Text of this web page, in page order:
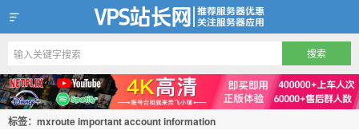
VPS站长网
标签：mxroute important account information